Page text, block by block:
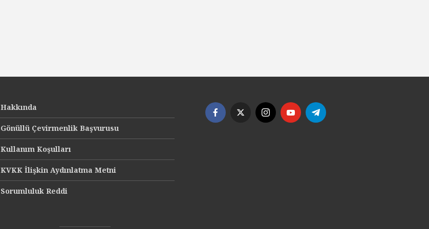
Hakkında
Gönüllü Çevirmenlik Başvurusu
Kullanım Koşulları
KVKK İlişkin Aydınlatma Metni
Sorumluluk Reddi